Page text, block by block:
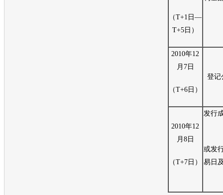
（T+1日—
T+5日）
2010年12
月7日
（T+6日）
登记
2010年12
月8日
（T+7日）
发行
或发
易日